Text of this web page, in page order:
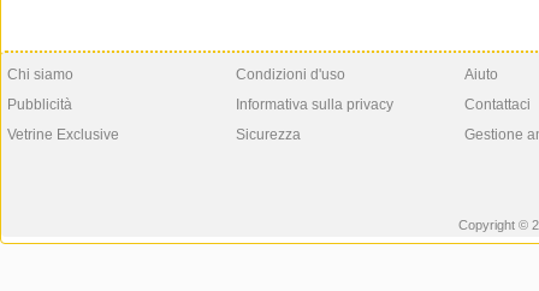
Chi siamo
Pubblicità
Vetrine Exclusive
Condizioni d'uso
Informativa sulla privacy
Sicurezza
Aiuto
Contattaci
Gestione
Copyright ©